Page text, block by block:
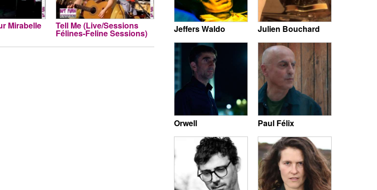
Mirabelle Tell Me (Live/Sessions
Félines-Feline Sessions) Jeffers Waldo Julien Bouchard
Orwell Paul Félix